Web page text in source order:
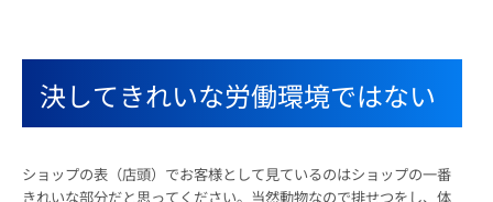
決してきれいな労働環境ではない
ショップの表（店頭）でお客様として見ているのはショップの一番
きれいな部分だと思ってください。当然動物なので排せつをし、体